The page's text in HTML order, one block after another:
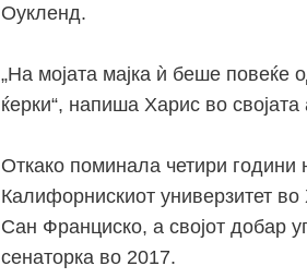
Оукленд.
„На мојата мајка ѝ беше повеќе
ќерки“, напиша Харис во својата
Откако поминала четири
Калифорнискиот универзитет
Сан Франциско, а својот добар
сенаторка во 2017.